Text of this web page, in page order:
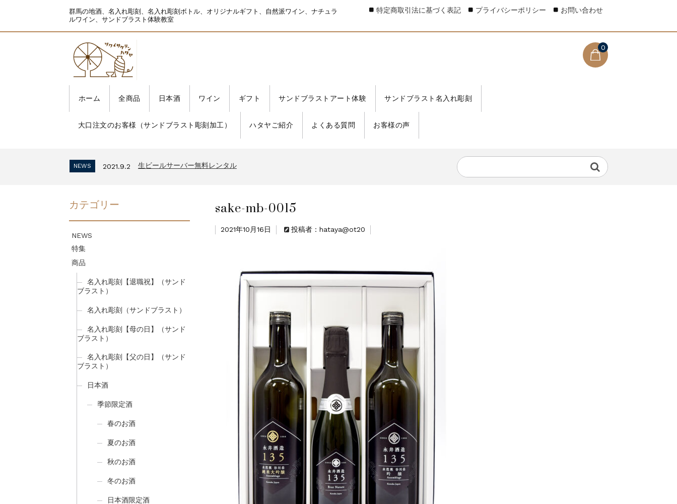
群馬の地酒、名入れ彫刻、名入れ彫刻ボトル、オリジナルギフト、自然派ワイン、ナチュラ
ルワイン、サンドブラスト体験教室
0
ホーム 全商品 日本酒 ワイン ギフト サンドブラストアート体験 サンドブラスト名入れ彫刻
大口注文のお客様（サンドブラスト彫刻加工） ハタヤご紹介 よくある質問 お客様の声
特定商取引法に基づく表記 プライバシーポリシー お問い合わせ
NEWS 2021.9.2 生ビールサーバー無料レンタル
sake-mb-0015
2021年10月16日 投稿者：hataya@ot20
カテゴリー
NEWS
特集
商品
名入れ彫刻【退職祝】（サンド
ブラスト）
名入れ彫刻（サンドブラスト）
名入れ彫刻【母の日】（サンド
ブラスト）
名入れ彫刻【父の日】（サンド
ブラスト）
日本酒
季節限定酒
春のお酒
夏のお酒
秋のお酒
冬のお酒
日本酒限定酒